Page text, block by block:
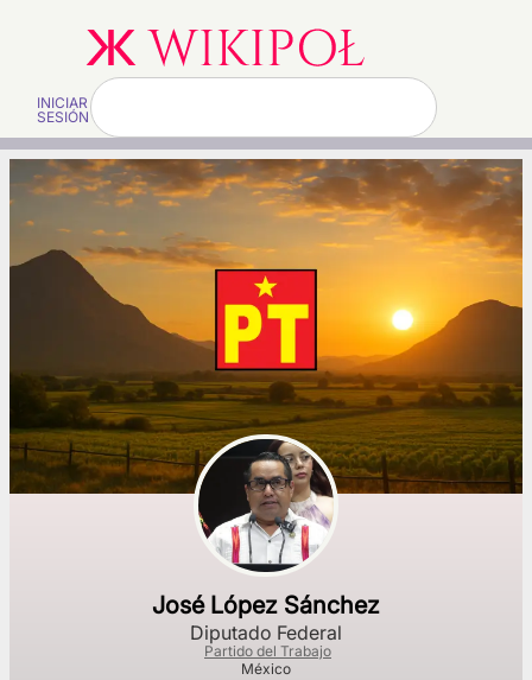
INICIAR
SESIÓN
José López Sánchez
Diputado Federal
Partido del Trabajo
México